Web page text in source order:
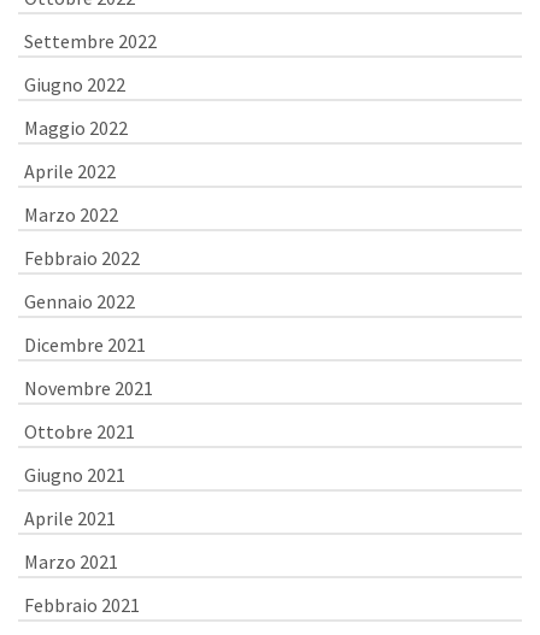
Settembre 2022
Giugno 2022
Maggio 2022
Aprile 2022
Marzo 2022
Febbraio 2022
Gennaio 2022
Dicembre 2021
Novembre 2021
Ottobre 2021
Giugno 2021
Aprile 2021
Marzo 2021
Febbraio 2021